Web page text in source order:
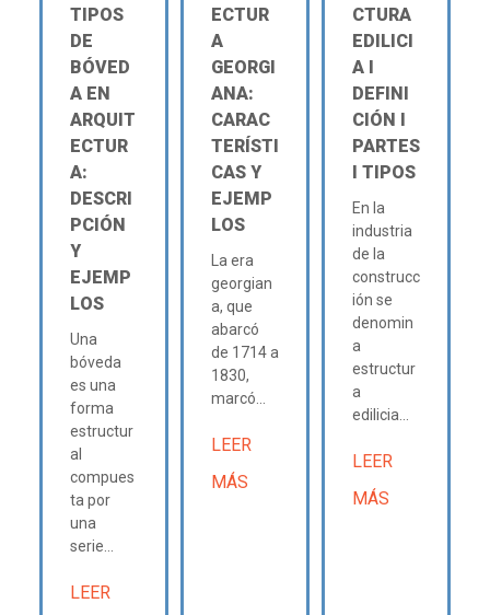
TIPOS
DE
BÓVED
A EN
ARQUIT
ECTUR
A:
DESCRI
PCIÓN
Y
EJEMP
LOS
Una
bóveda
es una
forma
estructur
al
compues
ta por
una
serie...
LEER
ECTUR
A
GEORGI
ANA:
CARAC
TERÍSTI
CAS Y
EJEMP
LOS
La era
georgian
a, que
abarcó
de 1714 a
1830,
marcó...
LEER
MÁS
CTURA
EDILICI
A Ι
DEFINI
CIÓN Ι
PARTES
Ι TIPOS
En la
industria
de la
construcc
ión se
denomin
a
estructur
a
edilicia...
LEER
MÁS